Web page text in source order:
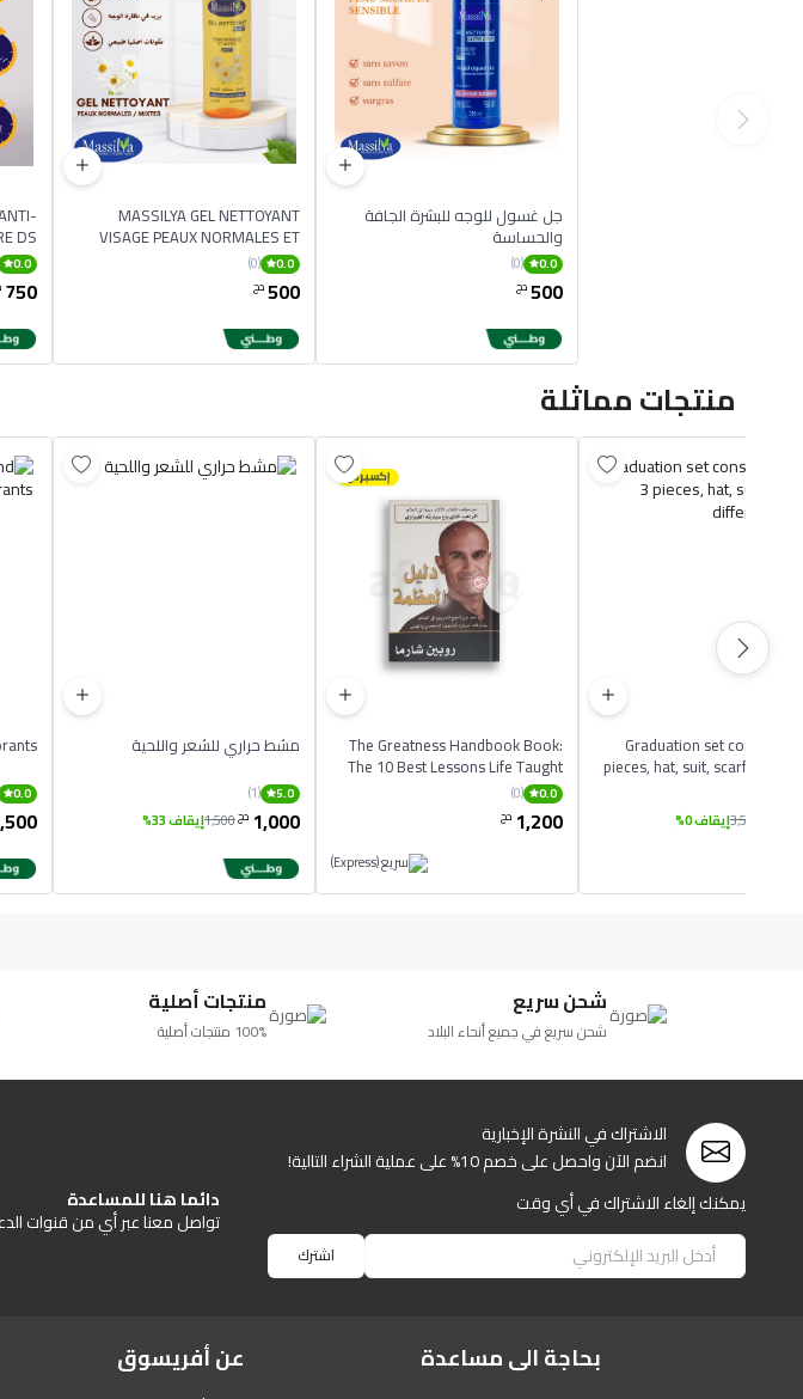
DS
0.0
750
MASSILYA GEL NETTOYANT
VISAGE PEAUX NORMALES ET
MIXTES 250ML
0.0
(0)
500دج
جل غسول للوجه للبشرة الجافة
والحساسة
0.0
(0)
500دج
منتجات مماثلة
0.0
مشط حراري للشعر واللحية
5.0
(1)
1,000 دج1,500إيقاف 33%
The Greatness Handbook Book:
The 10 Best Lessons Life Taught
Me English Paperbac
0.0
(0)
1,200 دج
Graduation set consisting
pieces, hat, suit, scarf, in
3,500إيقاف 0%
شحن سريع
شحن سريع في جميع أنحاء البلاد
منتجات أصلية
100% منتجات أصلية
الاشتراك في النشرة الإخبارية
انضم الآن واحصل على خصم 10% على عملية الشراء التالية!
يمكنك إلغاء الاشتراك في أي وقت
اشترك
دائما هنا للمساعدة
تواصل معنا عبر أي من قنوات
بحاجة الى مساعدة عن أفريسوق